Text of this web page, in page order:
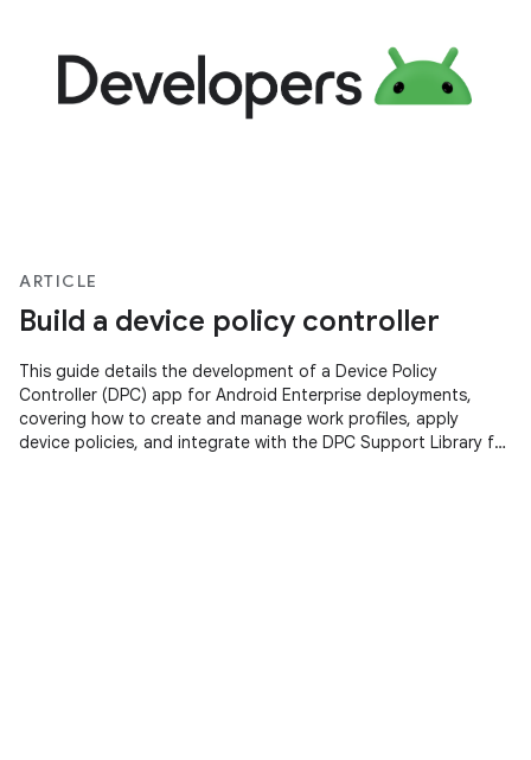
ARTICLE
Build a device policy controller
This guide details the development of a Device Policy
Controller (DPC) app for Android Enterprise deployments,
covering how to create and manage work profiles, apply
device policies, and integrate with the DPC Support Library for